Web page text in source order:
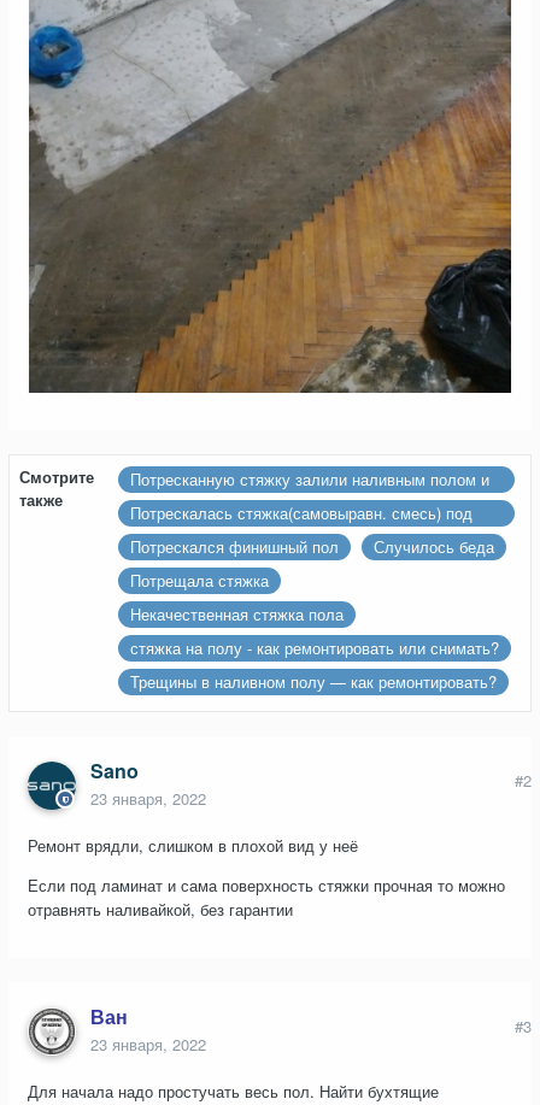
Смотрите
также
Потресканную стяжку залили наливным полом и
он тоже потрескался
Потрескалась стяжка(самовыравн. смесь) под
плитку.
Потрескался финишный пол
Случилось беда
Потрещала стяжка
Некачественная стяжка пола
стяжка на полу - как ремонтировать или снимать?
Трещины в наливном полу — как ремонтировать?
Sano
23 января, 2022
#2
Ремонт врядли, слишком в плохой вид у неё
Если под ламинат и сама поверхность стяжки прочная то можно
отравнять наливайкой, без гарантии
Ван
23 января, 2022
#3
Для начала надо простучать весь пол. Найти бухтящие